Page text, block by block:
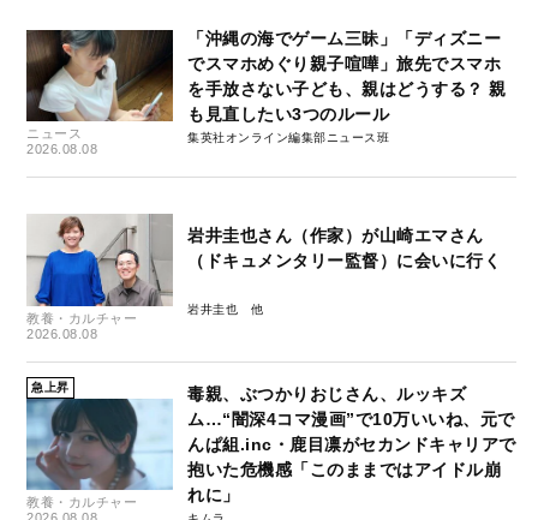
ニュース
2026.08.08
「沖縄の海でゲーム三昧」「ディズニー
でスマホめぐり親子喧嘩」旅先でスマホ
を手放さない子ども、親はどうする？ 親
も見直したい3つのルール
集英社オンライン編集部ニュース班
教養・カルチャー
2026.08.08
岩井圭也さん（作家）が山崎エマさん
（ドキュメンタリー監督）に会いに行く
岩井圭也
急上昇
教養・カルチャー
毒親、ぶつかりおじさん、ルッキズ
ム…“闇深4コマ漫画”で10万いいね、元で
んぱ組.inc・鹿目凛がセカンドキャリアで
抱いた危機感「このままではアイドル崩
れに」